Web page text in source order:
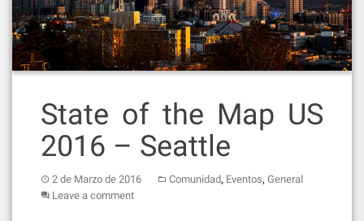
State of the Map US
2016 – Seattle
2 de Marzo de 2016 Comunidad, Eventos, General
Leave a comment